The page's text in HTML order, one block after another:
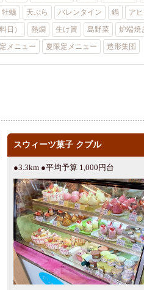
牡蠣 天ぷら バレンタイン 鍋 ア
日） 熱燗 生け簀 島野菜 炉端焼
メニュー 夏限定メニュー 造形集団
スウィーツ菓子 クプル
●3.3km ●平均予算 1,000円台